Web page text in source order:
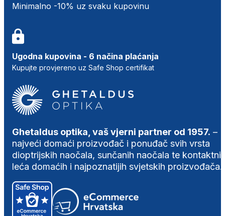
Minimalno -10% uz svaku kupovinu
Ugodna kupovina - 6 načina plaćanja
Kupujte provjereno uz Safe Shop certifikat
Ghetaldus optika, vaš vjerni partner od 1957. –
najveći domaći proizvođač i ponuđač svih vrsta
dioptrijskih naočala, sunčanih naočala te
leća domaćih i najpoznatijih svjetskih proizvođača.